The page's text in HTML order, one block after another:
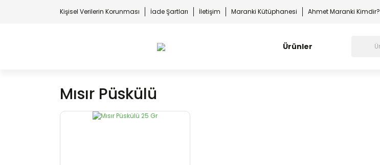
Kişisel Verilerin Korunması İade Şartları İletişim Maranki Kütüphanesi Ahmet Maranki Kimdir?
Ürünler
Mısır Püskülü